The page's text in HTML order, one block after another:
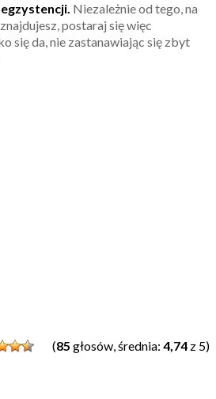
Niezależnie od tego, na
postaraj się więc
się da, nie zastanawiając się zbyt
(85 głosów, średnia: 4,74 z 5)